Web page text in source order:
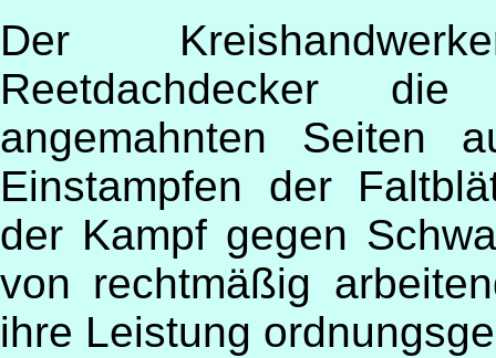
Der
Reetdachdecker
angemahnten Seiten
Einstampfen der
der Kampf gegen
von rechtmäßig
ihre Leistung